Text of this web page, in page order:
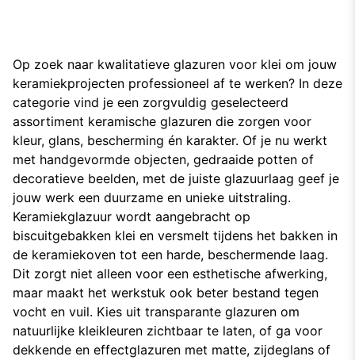
Op zoek naar kwalitatieve glazuren voor klei om jouw
keramiekprojecten professioneel af te werken? In deze
categorie vind je een zorgvuldig geselecteerd
assortiment keramische glazuren die zorgen voor
kleur, glans, bescherming én karakter. Of je nu werkt
met handgevormde objecten, gedraaide potten of
decoratieve beelden, met de juiste glazuurlaag geef je
jouw werk een duurzame en unieke uitstraling.
Keramiekglazuur wordt aangebracht op
biscuitgebakken klei en versmelt tijdens het bakken in
de keramiekoven tot een harde, beschermende laag.
Dit zorgt niet alleen voor een esthetische afwerking,
maar maakt het werkstuk ook beter bestand tegen
vocht en vuil. Kies uit transparante glazuren om
natuurlijke kleikleuren zichtbaar te laten, of ga voor
dekkende en effectglazuren met matte, zijdeglans of